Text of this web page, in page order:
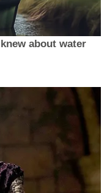
about water